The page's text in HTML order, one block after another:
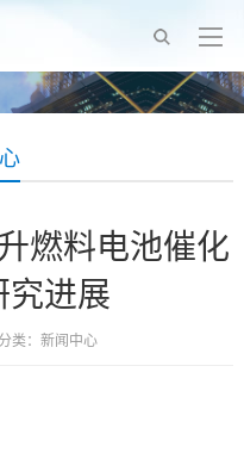
燃料电池催化
究进展
： 新闻中心